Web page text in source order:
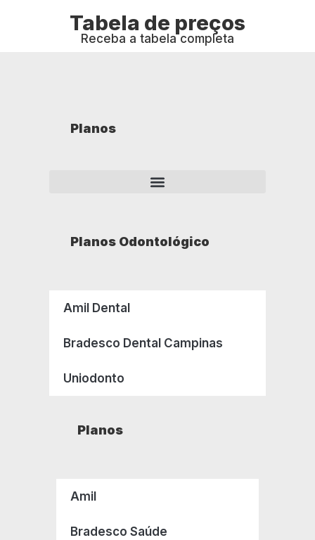
Tabela de preços
Receba a tabela completa
Planos
Planos Odontológico
Amil Dental
Bradesco Dental Campinas
Uniodonto
Planos
Amil
Bradesco Saúde